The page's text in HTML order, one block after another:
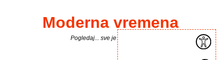
Moderna vremena
Pogledaj... sve je puno knjiga.